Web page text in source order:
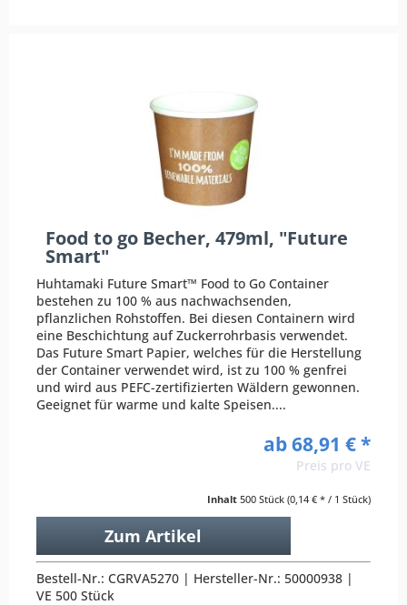
Food to go Becher, 479ml, "Future
Smart"
Huhtamaki Future Smart™ Food to Go Container
bestehen zu 100 % aus nachwachsenden,
pflanzlichen Rohstoffen. Bei diesen Containern wird
eine Beschichtung auf Zuckerrohrbasis verwendet.
Das Future Smart Papier, welches für die Herstellung
der Container verwendet wird, ist zu 100 % genfrei
und wird aus PEFC-zertifizierten Wäldern gewonnen.
Geeignet für warme und kalte Speisen....
ab 68,91 € *
Preis pro VE
Inhalt 500 Stück (0,14 € * / 1 Stück)
Zum Artikel
Bestell-Nr.: CGRVA5270 | Hersteller-Nr.: 50000938 |
VE 500 Stück